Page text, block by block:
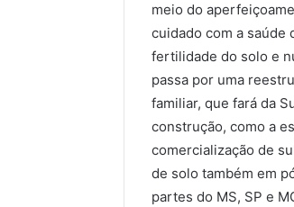
meio do
cuidado com a saúde
fertilidade do solo e
passa por uma
familiar, que fará da
construção, como a
comercialização de
de solo também em
partes do MS, SP e